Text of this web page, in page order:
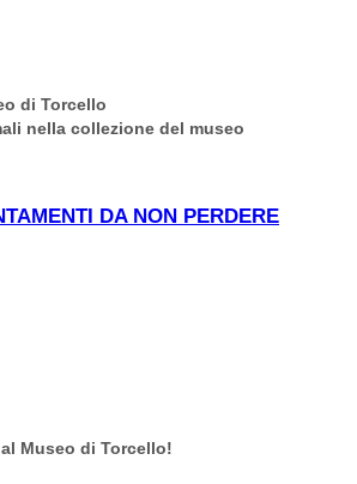
di Torcello
nella collezione del museo
DA NON PERDERE
Museo di Torcello!